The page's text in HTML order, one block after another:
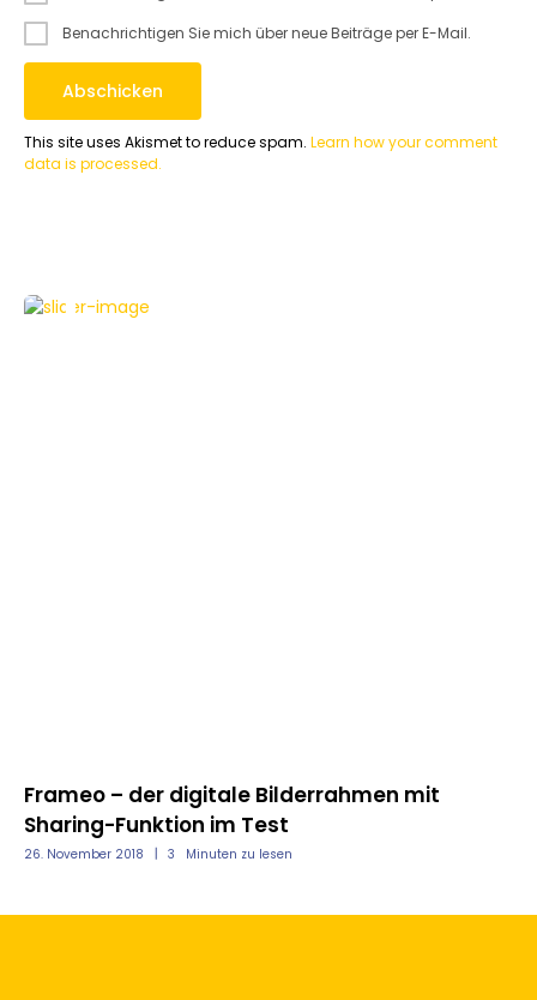
Benachrichtigen Sie mich über neue Beiträge per E-Mail.
This site uses Akismet to reduce spam. Learn how your comment
data is processed.
FEATURED
Frameo – der digitale Bilderrahmen mit
Sharing-Funktion im Test
26. November 2018 3 Minuten zu lesen